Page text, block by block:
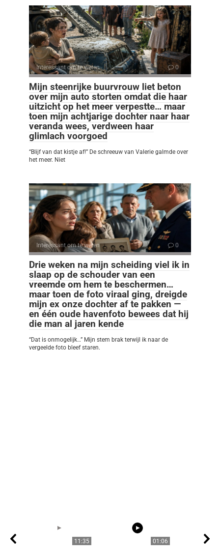
Interessant om te weten 0
Mijn steenrijke buurvrouw liet beton
over mijn auto storten omdat die haar
uitzicht op het meer verpestte… maar
toen mijn achtjarige dochter naar haar
veranda wees, verdween haar
glimlach voorgoed
“Blijf van dat kistje af!” De schreeuw van Valerie galmde over
het meer. Niet
Interessant om te weten 0
Drie weken na mijn scheiding viel ik in
slaap op de schouder van een
vreemde om hem te beschermen…
maar toen de foto viraal ging, dreigde
mijn ex onze dochter af te pakken —
en één oude havenfoto bewees dat hij
die man al jaren kende
“Dat is onmogelijk…” Mijn stem brak terwijl ik naar de
vergeelde foto bleef staren.
11:35 01:06